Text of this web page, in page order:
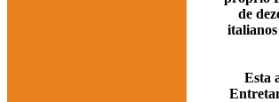
de
Esta